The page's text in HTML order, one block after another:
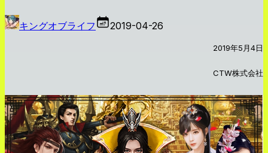
キングオブライフ 2019-04-26
2019年5月4日
CTW株式会社